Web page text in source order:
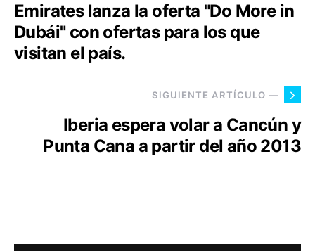
Emirates lanza la oferta "Do More in
Dubái" con ofertas para los que
visitan el país.
SIGUIENTE ARTÍCULO —
Iberia espera volar a Cancún y
Punta Cana a partir del año 2013